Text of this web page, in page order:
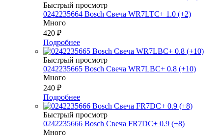
Быстрый просмотр
0242235664 Bosch Свеча WR7LTC+ 1.0 (+2)
Много
420 ₽
Подробнее
Быстрый просмотр
0242235665 Bosch Свеча WR7LBC+ 0.8 (+10)
Много
240 ₽
Подробнее
Быстрый просмотр
0242235666 Bosch Свеча FR7DC+ 0.9 (+8)
Много